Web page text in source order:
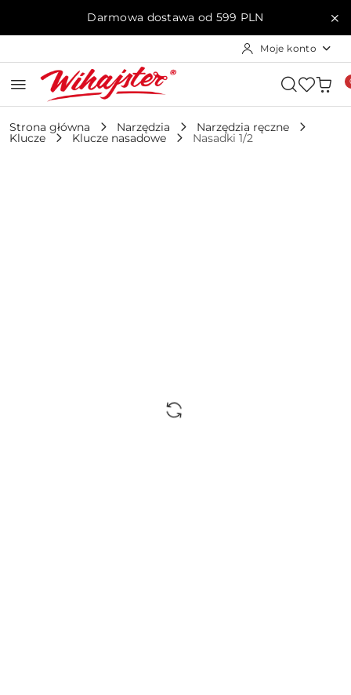
Przejdź do treści głównej
Przejdź do wyszukiwarki
Przejdź do moje konto
Przejdź do menu głównego
Przejdź do opisu produktu
Przejdź do stopkiDarmowa dostawa od 599 PLN
Moje konto
Strona główna Narzędzia Narzędzia ręczne
Klucze Klucze nasadowe Nasadki 1/2